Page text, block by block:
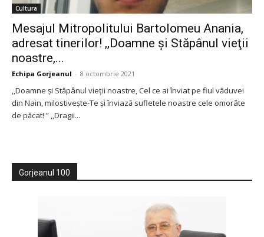
Cultura
Mesajul Mitropolitului Bartolomeu Anania,
adresat tinerilor! ,,Doamne şi Stăpânul vieţii
noastre,...
Echipa Gorjeanul - 8 octombrie 2021
,,Doamne şi Stăpânul vieţii noastre, Cel ce ai înviat pe fiul văduvei
din Nain, milostiveşte-Te şi înviază sufletele noastre cele omorâte
de păcat! ” ,,Dragii...
Gorjeanul 100